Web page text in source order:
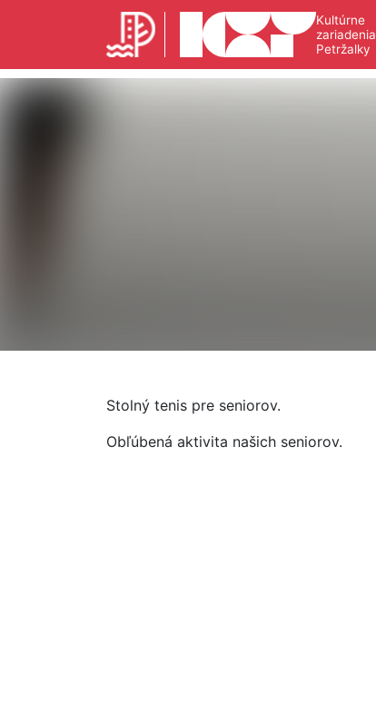
Kultúrne
zariadenia
Petržalky
Stolný tenis pre seniorov.
Obľúbená aktivita našich seniorov.